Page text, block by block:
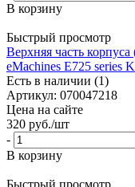
В корзину
Быстрый просмотр
Верхняя часть
eMachines E725 series
Есть в наличии (1)
Артикул: 070047218
Цена на сайте
320 руб./шт
-
В корзину
Быстрый просмотр